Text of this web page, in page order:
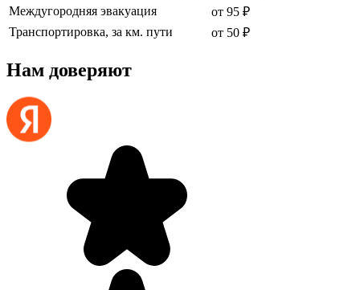
Междугородняя эвакуация
от 95 ₽
Транспортировка, за км. пути
от 50 ₽
Нам доверяют